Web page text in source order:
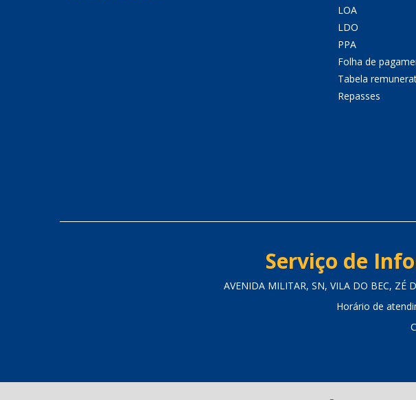
LOA
LDO
PPA
Folha de
Tabela
Repasses
Serviço de
AVENIDA MILITAR, SN, VILA DO BEC, ZÉ
Horário de